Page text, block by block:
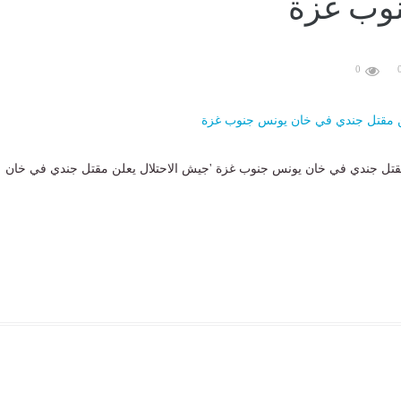
غزة
0
جندي في خان يونس جنوب غزة 'جيش الاحتلال يعلن مقتل جندي في خان